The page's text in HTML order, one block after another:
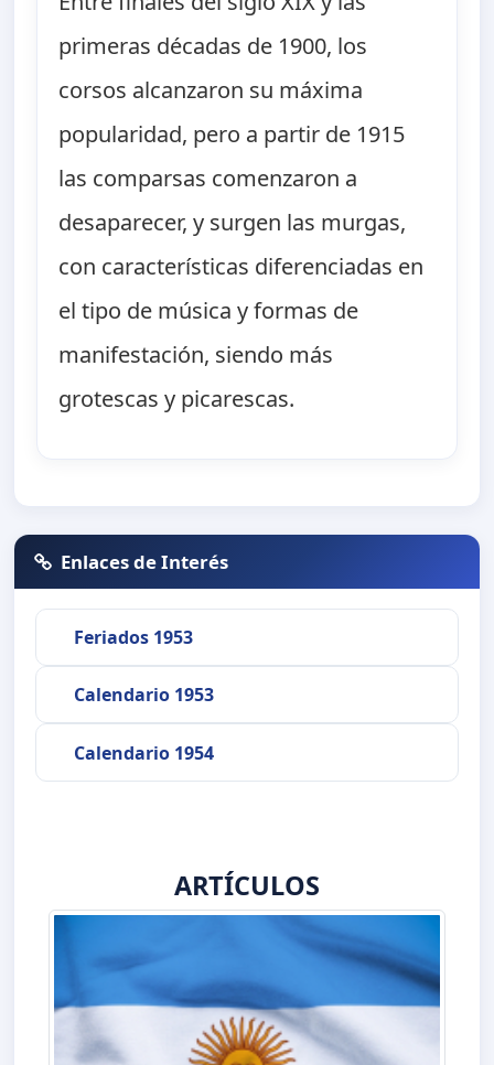
primeras décadas de 1900, los
corsos alcanzaron su máxima
popularidad, pero a partir de 1915
las comparsas comenzaron a
desaparecer, y surgen las murgas,
con características diferenciadas en
el tipo de música y formas de
manifestación, siendo más
grotescas y picarescas.
Enlaces de Interés
Feriados 1953
Calendario 1953
Calendario 1954
ARTÍCULOS